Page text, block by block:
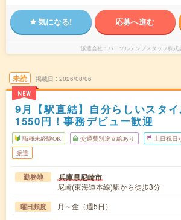
気になる! 応募へ進む
派遣会社 パーソルテンプスタッフ株式
未読
NEW
掲載日 2026/08/06
9月【駅直結】自分らしいスタ
1550円！事務デビュー歓迎
職種未経験OK 交通費別途支給あり 土日祝日
派遣
勤務地 兵庫県尼崎市
尼崎(東海道本線)駅から徒歩3分
曜日頻度 月～金（週5日）